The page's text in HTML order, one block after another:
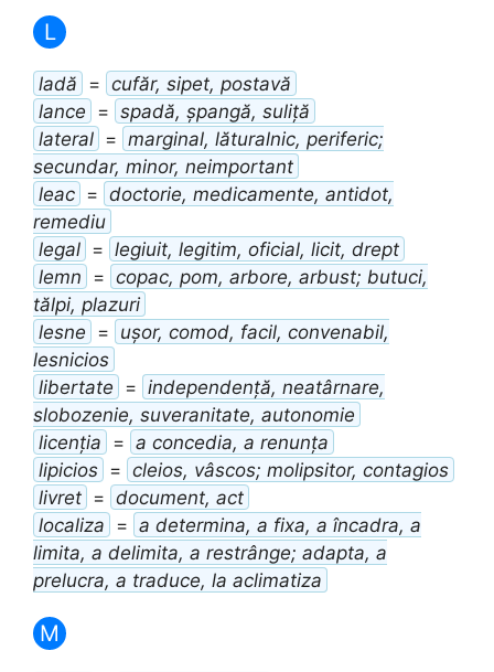
L
ladă = cufăr, sipet, postavă
lance = spadă, șpangă, suliță
lateral = marginal, lăturalnic, periferic;
secundar, minor, neimportant
leac = doctorie, medicamente, antidot,
remediu
legal = legiuit, legitim, oficial, licit, drept
lemn = copac, pom, arbore, arbust; butuci,
tălpi, plazuri
lesne = ușor, comod, facil, convenabil,
lesnicios
libertate = independență, neatârnare,
slobozenie, suveranitate, autonomie
licenția = a concedia, a renunța
lipicios = cleios, vâscos; molipsitor, contagios
livret = document, act
localiza = a determina, a fixa, a încadra, a
limita, a delimita, a restrânge; adapta, a
prelucra, a traduce, la aclimatiza
M